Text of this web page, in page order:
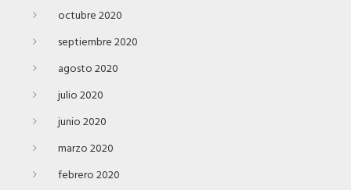
octubre 2020
septiembre 2020
agosto 2020
julio 2020
junio 2020
marzo 2020
febrero 2020